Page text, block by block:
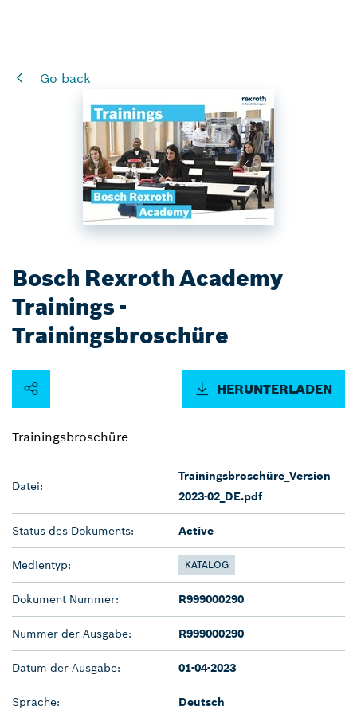
Go back
Bosch Rexroth Academy
Trainings -
Trainingsbroschüre
HERUNTERLADEN
Trainingsbroschüre
Datei:
Trainingsbroschüre_Version
2023-02_DE.pdf
Status des Dokuments: Active
Medientyp: KATALOG
Dokument Nummer: R999000290
Nummer der Ausgabe: R999000290
Datum der Ausgabe: 01-04-2023
Sprache: Deutsch